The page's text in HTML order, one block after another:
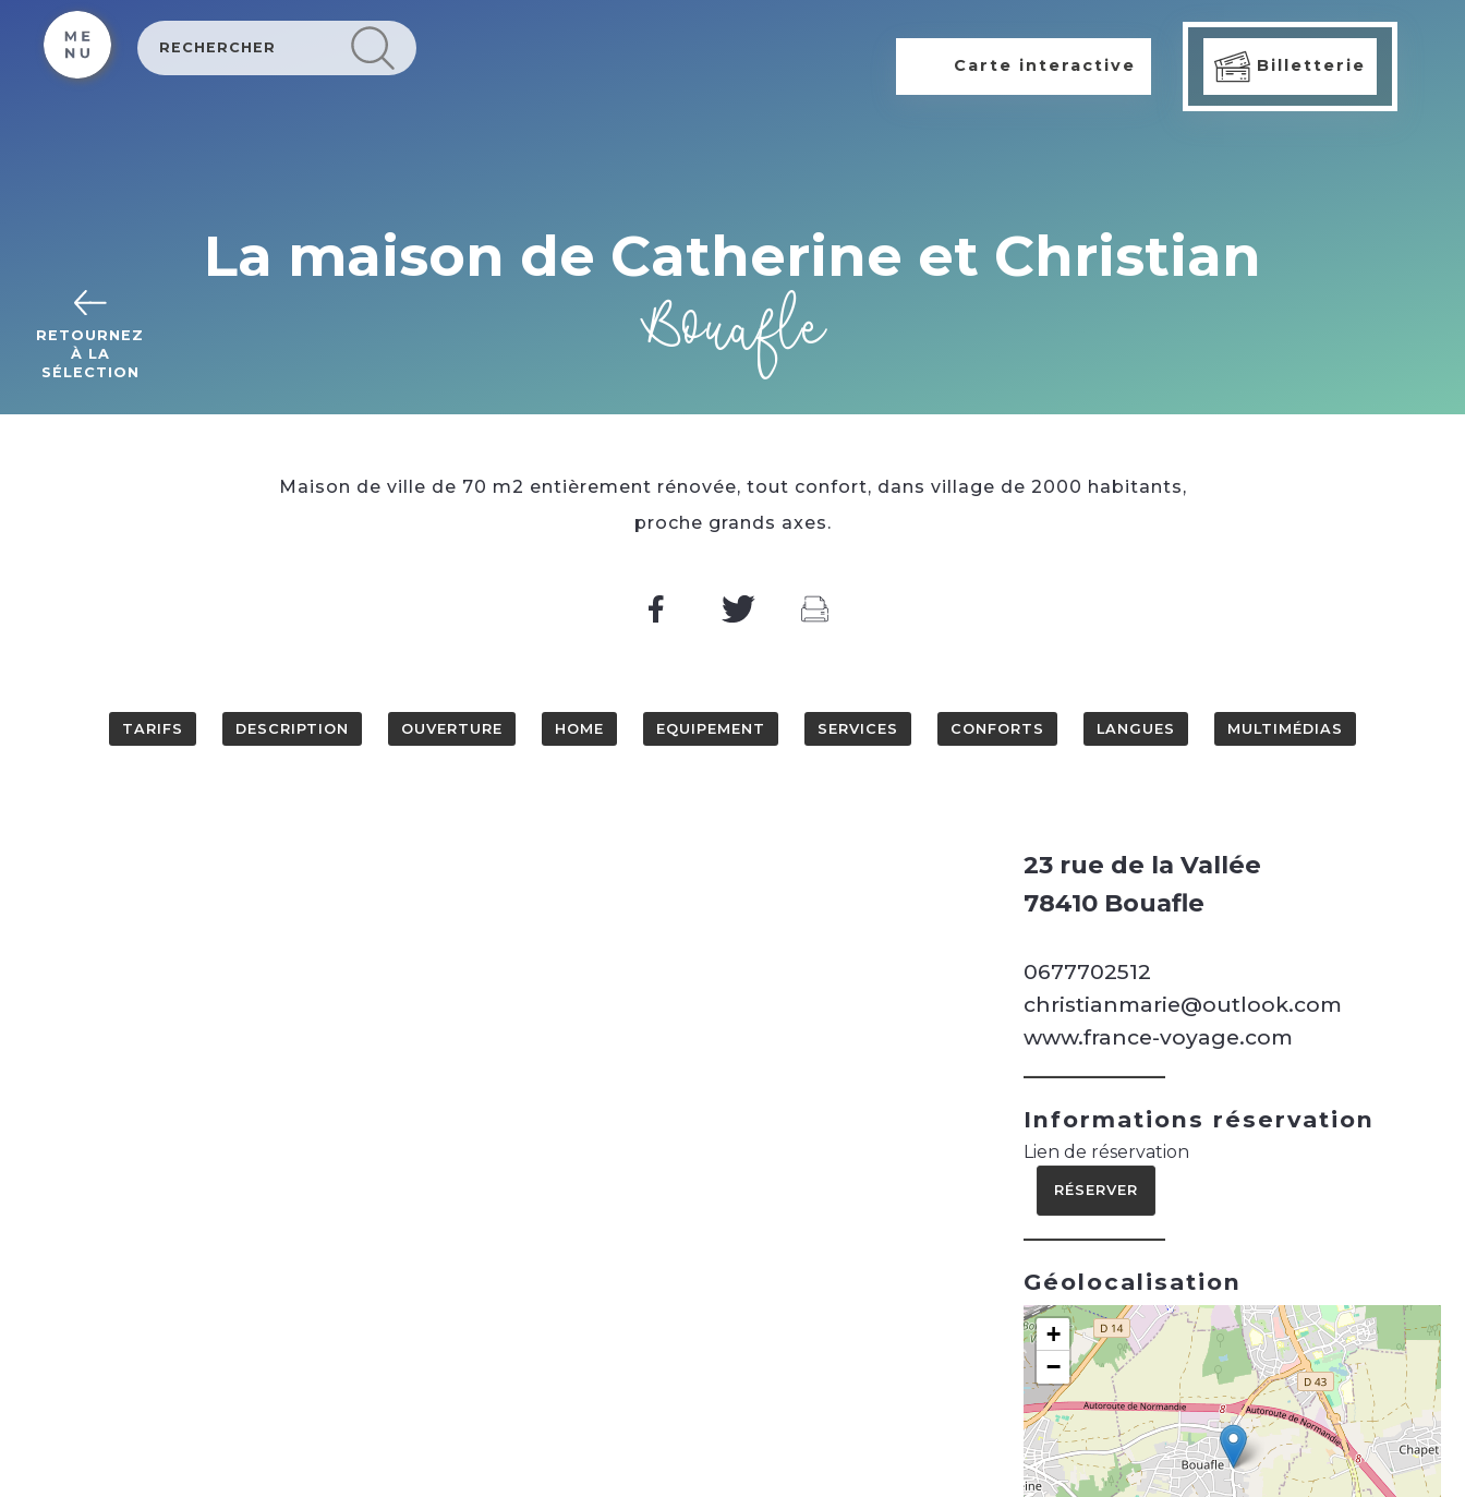
Carte interactive Billetterie
RETOURNEZ
À LA
SÉLECTION
La maison de Catherine et Christian
Bouafle
Maison de ville de 70 m2 entièrement rénovée, tout confort, dans village de 2000 habitants,
proche grands axes.
TARIFS DESCRIPTION OUVERTURE HOME EQUIPEMENT SERVICES CONFORTS LANGUES MULTIMÉDIAS
23 rue de la Vallée
78410 Bouafle
0677702512
christianmarie@outlook.com
www.france-voyage.com
Informations réservation
Lien de réservation
RÉSERVER
Géolocalisation
+
−
Cookies management panel